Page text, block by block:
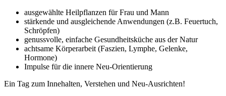
ausgewählte Heilpflanzen für Frau und Mann
stärkende und ausgleichende Anwendungen (z.B. Feuertuch,
Schröpfen)
genussvolle, einfache Gesundheitsküche aus der Natur
achtsame Körperarbeit (Faszien, Lymphe, Gelenke,
Hormone)
Impulse für die innere Neu-Orientierung
Ein Tag zum Innehalten, Verstehen und Neu-Ausrichten!